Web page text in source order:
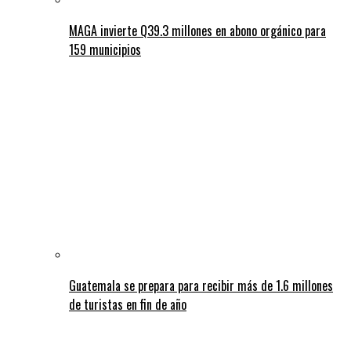
MAGA invierte Q39.3 millones en abono orgánico para
159 municipios
Guatemala se prepara para recibir más de 1.6 millones
de turistas en fin de año